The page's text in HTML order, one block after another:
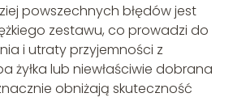
powszechnych błędów jest
zestawu, co prowadzi do
i utraty przyjemności z
żyłka lub niewłaściwie dobrana
obniżają skuteczność